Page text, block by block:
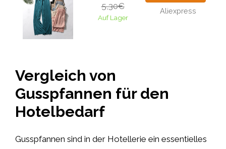
5,30€
Auf Lager
Aliexpress
Vergleich von
Gusspfannen für den
Hotelbedarf
Gusspfannen sind in der Hotellerie ein essentielles